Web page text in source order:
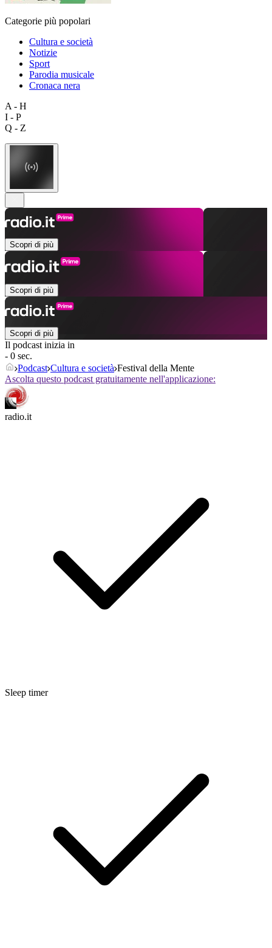
Categorie più popolari
Cultura e società
Notizie
Sport
Parodia musicale
Cronaca nera
A - H
I - P
Q - Z
Scopri di più
Scopri di più
Scopri di più
Il podcast inizia in
- 0 sec.
Podcast Cultura e società Festival della Mente
Ascolta questo podcast gratuitamente nell'applicazione:
radio.it
Sleep timer